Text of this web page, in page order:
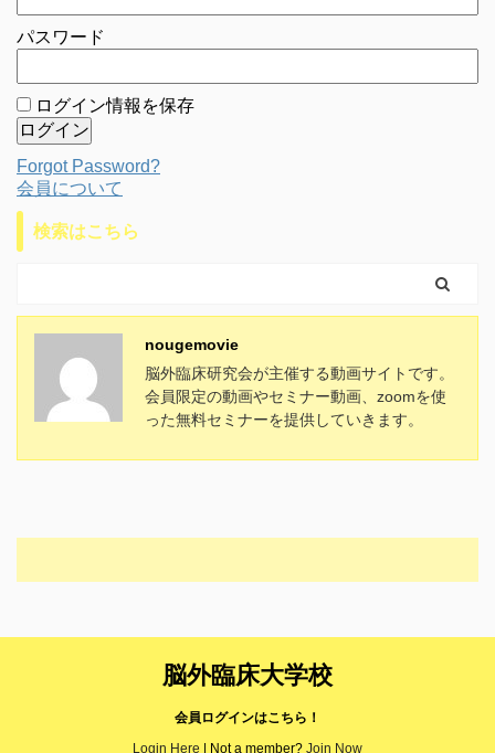
パスワード
ログイン情報を保存
Forgot Password?
会員について
検索はこちら
nougemovie
脳外臨床研究会が主催する動画サイトです。
会員限定の動画やセミナー動画、zoomを使
った無料セミナーを提供していきます。
脳外臨床大学校
会員ログインはこちら！
Login Here | Not a member? Join Now